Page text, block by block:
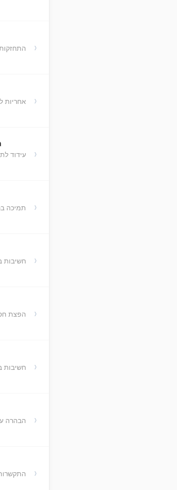
›
אחריות
›
עידוד
›
תמיכה
›
חשיבות
›
הפצת
›
חשיבות
›
הבהרה
›
›